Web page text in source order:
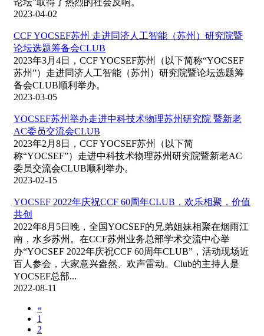
论坛”取得了热烈的社会反响。
2023-04-02
CCF YOCSEF苏州 走进同济人工智能（苏州）研究院暨
论坛选题筹备会CLUB
2023年3月4日，CCF YOCSEF苏州（以下简称“YOCSEF
苏州”）走进同济人工智能（苏州）研究院暨论坛选题筹
备会CLUB顺利举办。
2023-03-05
YOCSEF苏州举办走进中科技术物理苏州研究院 暨新老
AC委员交流会CLUB
2023年2月8日，CCF YOCSEF苏州（以下简
称“YOCSEF”）走进中科技术物理苏州研究院暨新老AC
委员交流会CLUB顺利举办。
2023-02-15
YOCSEF 2022年庆祝CCF 60周年CLUB，欢乐相聚，价值
共创
2022年8月5日晚，全国YOCSEF的兄弟姐妹相聚在烟雨江
南，水乡苏州。在CCF苏州业务总部学术交流中心举
办“YOCSEF 2022年庆祝CCF 60周年CLUB”，活动现场近
百人参会，大家意兴盎然、欢声雷动。Club的主持人是
YOCSEF总部...
2022-08-11
«
1
2